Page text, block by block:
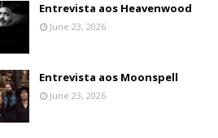
Entrevista aos Heavenwood
June 23, 2026
Entrevista aos Moonspell
June 23, 2026